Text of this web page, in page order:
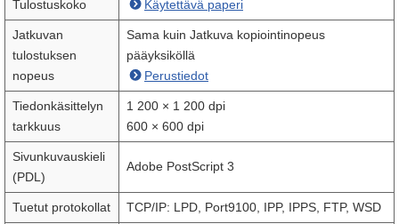
Tulostuskoko Käytettävä paperi
Jatkuvan
tulostuksen
nopeus
Sama kuin Jatkuva kopiointinopeus
pääyksiköllä
Perustiedot
Tiedonkäsittelyn
tarkkuus
1 200 × 1 200 dpi
600 × 600 dpi
Sivunkuvauskieli
(PDL)
Adobe PostScript 3
Tuetut protokollat TCP/IP: LPD, Port9100, IPP, IPPS, FTP, WSD